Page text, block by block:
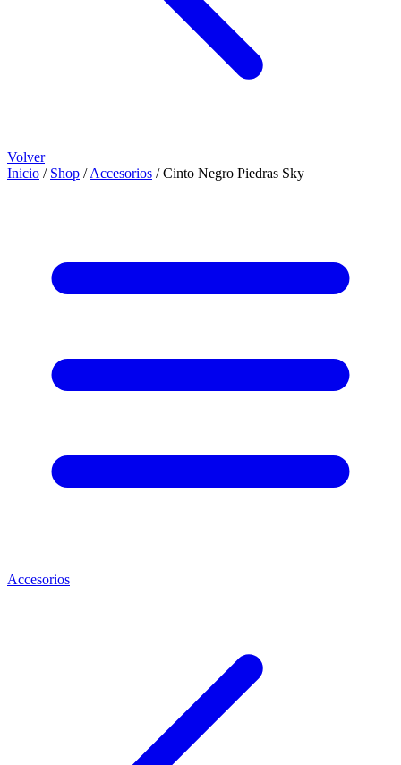
Volver
Inicio / Shop / Accesorios / Cinto Negro Piedras Sky
Accesorios